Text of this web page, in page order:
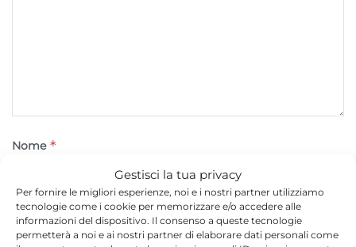
Gestisci la tua privacy
Per fornire le migliori esperienze, noi e i nostri partner utilizziamo
tecnologie come i cookie per memorizzare e/o accedere alle
informazioni del dispositivo. Il consenso a queste tecnologie
permetterà a noi e ai nostri partner di elaborare dati personali come
Nome *
Email*